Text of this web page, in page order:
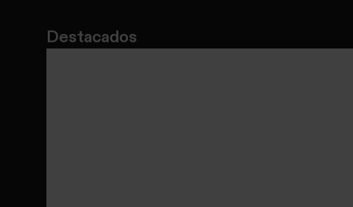
Destacados